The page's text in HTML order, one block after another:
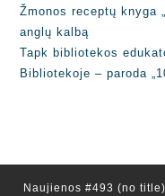
Žmonos receptų knyga
anglų kalbą
Tapk bibliotekos
Bibliotekoje – paroda
Naujienos #493 (no title)